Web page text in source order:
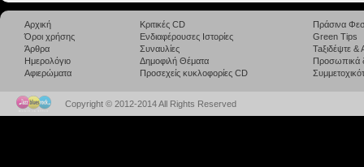
Αρχική
Όροι χρήσης
Άρθρα
Ημερολόγιο
Αφιερώματα
Κριτικές CD
Ενδιαφέρουσες Ιστορίες
Συναυλίες
Δημοφιλή Θέματα
Προσεχείς κυκλοφορίες CD
Πράσινα
Green Tips
Taξιδέψτε
Προσωπικά
Copyright © 2012-2014 All Rights Reserved